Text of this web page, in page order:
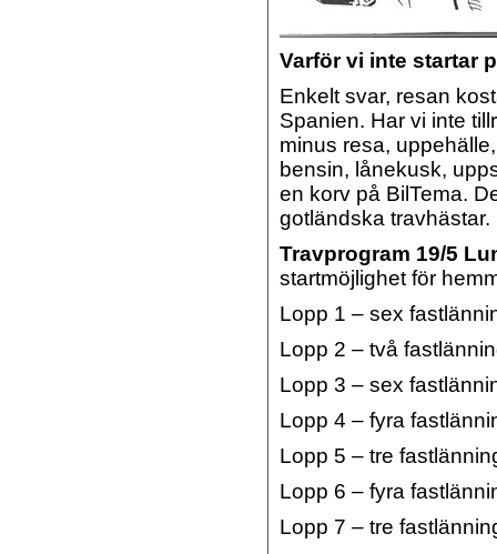
Varför vi inte startar
Enkelt svar, resan
Spanien. Har vi inte
minus resa,
bensin, lånekusk,
en korv på BilTema.
gotländska travhästar.
Travprogram 19/5
startmöjlighet för
Lopp 1 – sex
Lopp 2 – två
Lopp 3 – sex
Lopp 4 – fyra
Lopp 5 – tre
Lopp 6 – fyra
Lopp 7 – tre